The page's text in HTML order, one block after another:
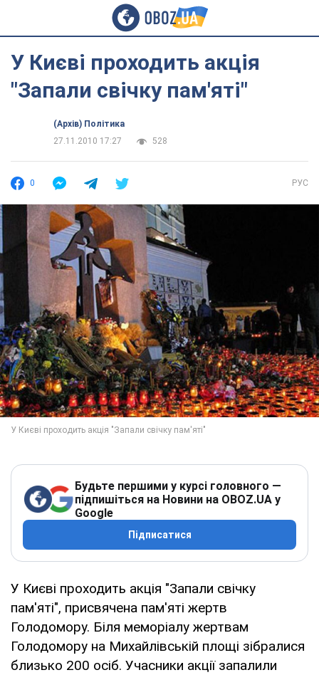
У Києві проходить акція
"Запали свічку пам'яті"
(Архів) Політика
27.11.2010 17:27
528
0 РУС
Будьте першими у курсі головного —
підпишіться на Новини на OBOZ.UA у
Google
Підписатися
У Києві проходить акція "Запали свічку
пам'яті", присвячена пам'яті жертв
Голодомору. Біля меморіалу жертвам
Голодомору на Михайлівській площі зібралися
близько 200 осіб. Учасники акції запалили